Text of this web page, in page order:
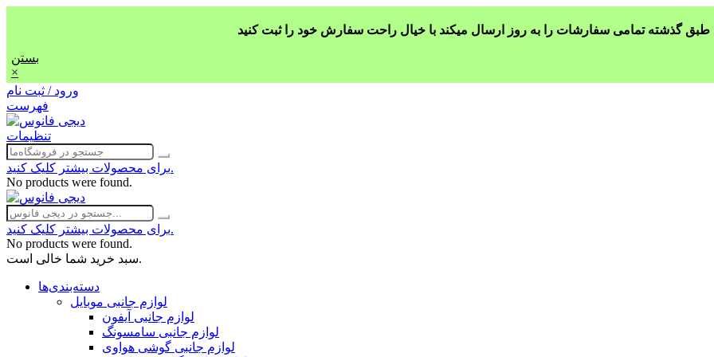
بستن
×
ورود / ثبت نام
فهرست
تنظیمات
برای محصولات بیشتر کلیک کنید.
No products were found.
برای محصولات بیشتر کلیک کنید.
No products were found.
سبد خرید شما خالی است.
دسته‌بندی‌ها
لوازم جانبی موبایل
لوازم جانبی آیفون
لوازم جانبی سامسونگ
لوازم جانبی گوشی هواوی